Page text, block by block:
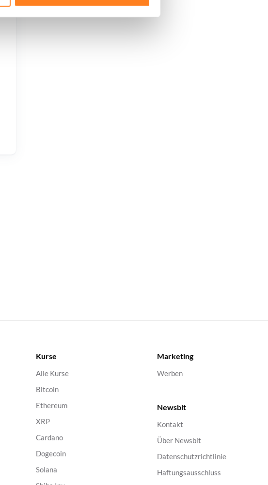
Kurse
Alle Kurse
Bitcoin
Ethereum
XRP
Cardano
Dogecoin
Solana
Marketing
Werben
Newsbit
Kontakt
Über Newsbit
Datenschutzrichtlinie
Haftungsausschluss